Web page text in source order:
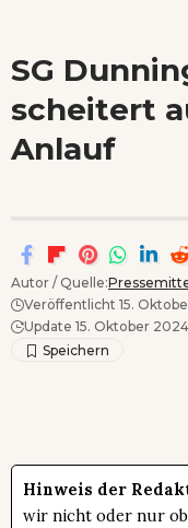
SG
scheitert
Anlauf
Autor / Quelle:
Veröffentlicht 15.
Update 15. Oktober
Hinweis der
wir nicht oder nur